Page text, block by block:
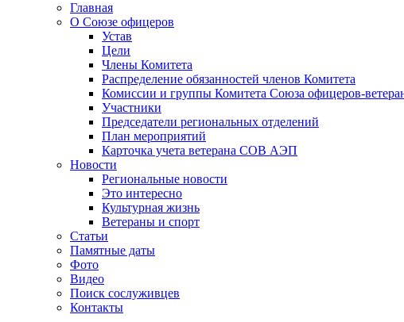
Главная
О Союзе офицеров
Устав
Цели
Члены Комитета
Распределение обязанностей членов Комитета
Комиссии и группы Комитета Союза офицеров-
Участники
Председатели региональных отделений
План мероприятий
Карточка учета ветерана CОВ АЭП
Новости
Региональные новости
Это интересно
Культурная жизнь
Ветераны и спорт
Статьи
Памятные даты
Фото
Видео
Поиск сослуживцев
Контакты